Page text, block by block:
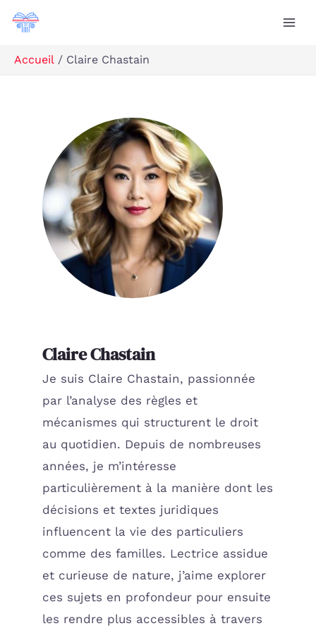
Aller
Accueil Claire Chastain
Claire Chastain
Je suis Claire Chastain, passionnée
par l’analyse des règles et
mécanismes qui structurent le droit
au quotidien. Depuis de nombreuses
années, je m’intéresse
particulièrement à la manière dont les
décisions et textes juridiques
influencent la vie des particuliers
comme des familles. Lectrice assidue
et curieuse de nature, j’aime explorer
ces sujets en profondeur pour ensuite
les rendre plus accessibles à travers